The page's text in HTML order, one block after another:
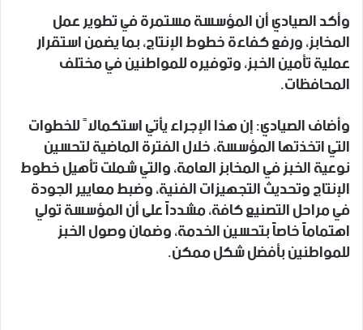
وأكد الصيادي أن المؤسسة مستمرة في تطوير عمل
المخابز، ورفع كفاءة خطوط الإنتاج، بما يضمن استقرار
عملية تأمين الخبز، وتوفيره للمواطنين في مختلف
المحافظات.
وأضاف الصيادي: إن هذا الإجراء يأتي استكمالاً للخطوات
التي اتخذتها المؤسسة، خلال الفترة الماضية لتحسين
نوعية الخبز في المخابز العامة، والتي شملت تأهيل خطوط
الإنتاج وتحديث التجهيزات الفنية، وضبط معايير الجودة
في مراحل التصنيع كافة، مشدداً على أن المؤسسة تولي
اهتماماً خاصاً بتحسين الخدمة، وضمان وصول الخبز
للمواطنين بأفضل شكل ممكن.